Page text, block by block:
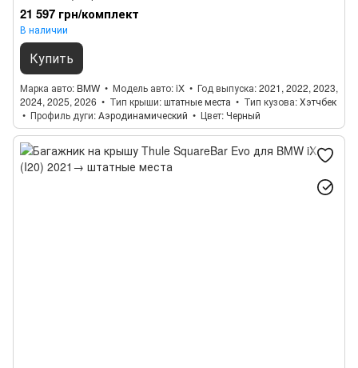
21 597 грн/комплект
В наличии
Купить
Марка авто BMW Модель авто iX Год выпуска 2021, 2022, 2023,
2024, 2025, 2026
Тип крыши штатные места Тип кузова Хэтчбек
Профиль дуги Аэродинамический Цвет Черный